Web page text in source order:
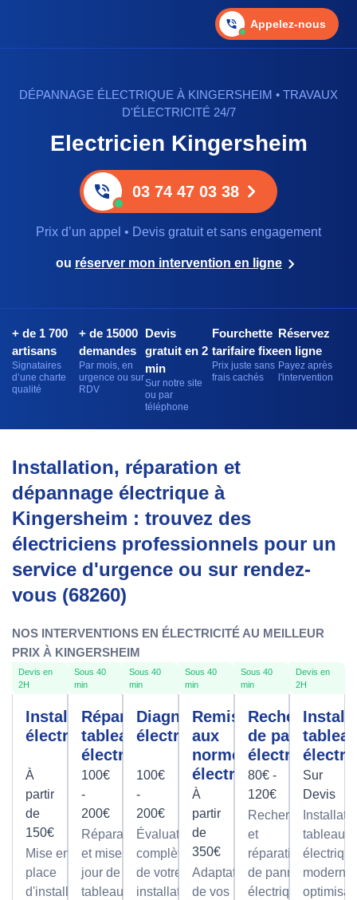
Appelez-nous
DÉPANNAGE ÉLECTRIQUE À KINGERSHEIM • TRAVAUX
D'ÉLECTRICITÉ 24/7
Electricien Kingersheim
03 74 47 03 38
Prix d’un appel • Devis gratuit et sans engagement
ou réserver mon intervention en ligne
+ de 1 700
artisans
Signataires
d’une charte
qualité
+ de 15000
demandes
Par mois, en
urgence ou sur
RDV
Devis
gratuit en 2
min
Sur notre site
ou par
téléphone
Fourchette
tarifaire fixe
Prix juste sans
frais cachés
Réservez
en ligne
Payez après
l'intervention
Installation, réparation et
dépannage électrique à
Kingersheim : trouvez des
électriciens professionnels pour un
service d'urgence ou sur rendez-
vous (68260)
NOS INTERVENTIONS EN ÉLECTRICITÉ AU MEILLEUR
PRIX À KINGERSHEIM
Devis en
2H
Installation
électrique
À
partir
de
150€
Mise en
place
d'installations
Sous 40
min
Réparation
tableau
électrique
100€
-
200€
Réparations
et mises à
jour de
tableaux
Sous 40
min
Diagnostic
électrique
100€
-
200€
Évaluation
complète
de votre
installation
Sous 40
min
Remise
aux
normes
électrique
À
partir
de
350€
Adaptation
de vos
Sous 40
min
Recherche
de panne
électrique
80€ -
120€
Recherche
et
réparation
de pannes
électriques
Devis en
2H
Sur
Devis
tableaux